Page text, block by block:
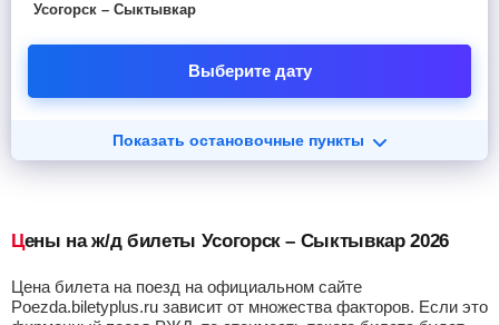
Усогорск – Сыктывкар
Выберите дату
Показать остановочные пункты
Цены на ж/д билеты Усогорск – Сыктывкар 2026
Цена билета на поезд на официальном сайте
Poezda.biletyplus.ru зависит от множества факторов. Если это